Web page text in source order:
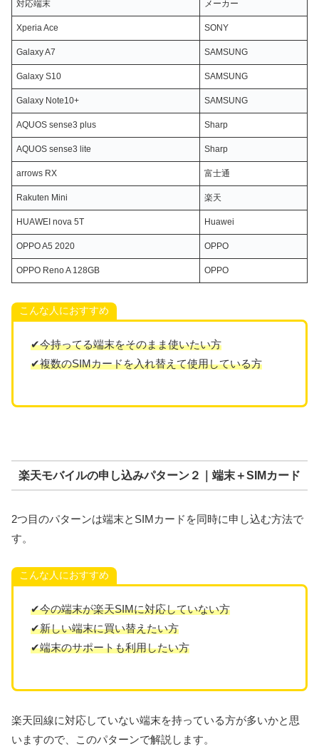
対応端末 メーカー
Xperia Ace SONY
Galaxy A7 SAMSUNG
Galaxy S10 SAMSUNG
Galaxy Note10+ SAMSUNG
AQUOS sense3 plus Sharp
AQUOS sense3 lite Sharp
arrows RX 富士通
Rakuten Mini 楽天
HUAWEI nova 5T Huawei
OPPO A5 2020 OPPO
OPPO Reno A 128GB OPPO
こんな人におすすめ
✔今持ってる端末をそのまま使いたい方
✔複数のSIMカードを入れ替えて使用している方
楽天モバイルの申し込みパターン２｜端末＋SIMカード
2つ目のパターンは端末とSIMカードを同時に申し込む方法で
す。
こんな人におすすめ
✔今の端末が楽天SIMに対応していない方
✔新しい端末に買い替えたい方
✔端末のサポートも利用したい方
楽天回線に対応していない端末を持っている方が多いかと思
いますので、このパターンで解説します。